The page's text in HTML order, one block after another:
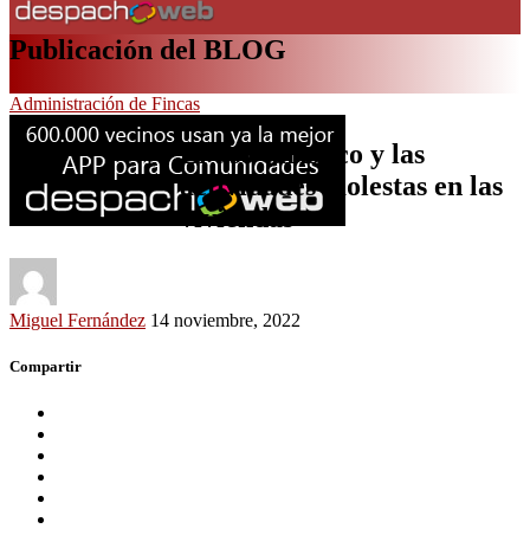
Publicación del BLOG
Administración de Fincas
El uso turístico y las
actividades molestas en las
viviendas
Miguel Fernández 14 noviembre, 2022
Compartir